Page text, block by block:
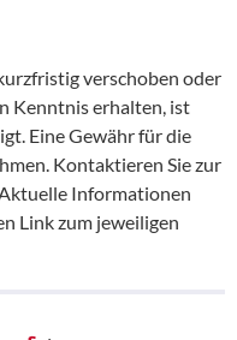
verschoben oder
Kenntnis erhalten, ist
Eine Gewähr für die
Kontaktieren Sie zur
Informationen
Link zum jeweiligen